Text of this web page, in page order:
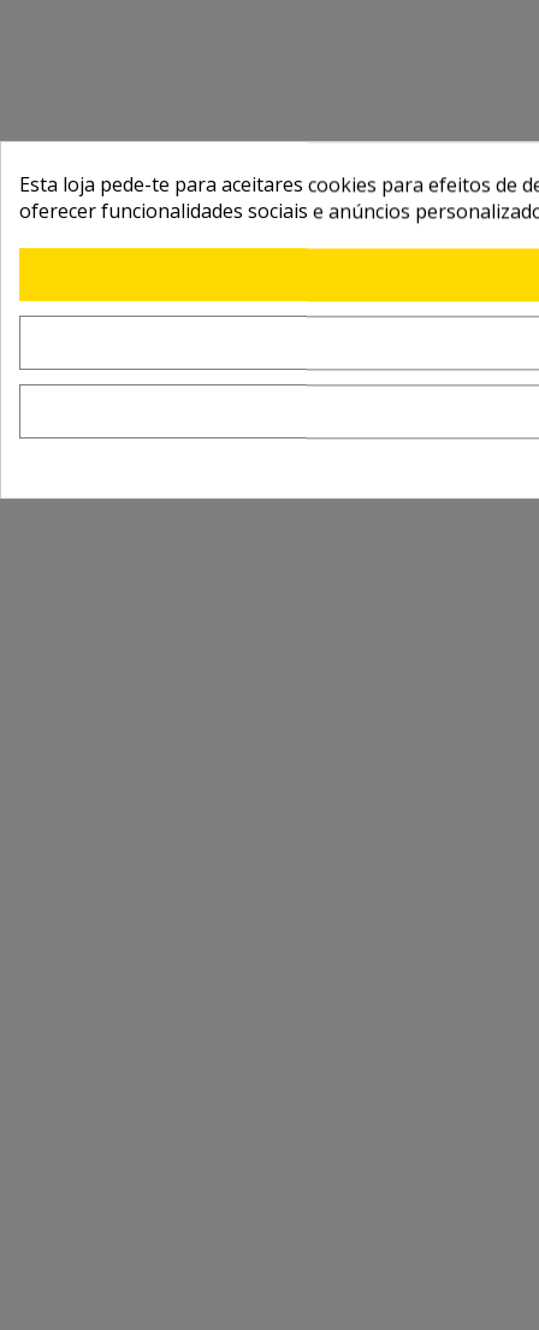
Esta loja pede-te para aceitares cookies para efeitos de
oferecer funcionalidades sociais e anúncios